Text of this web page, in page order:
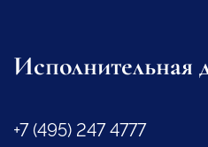
Исполнительная
+7 (495) 247 4777